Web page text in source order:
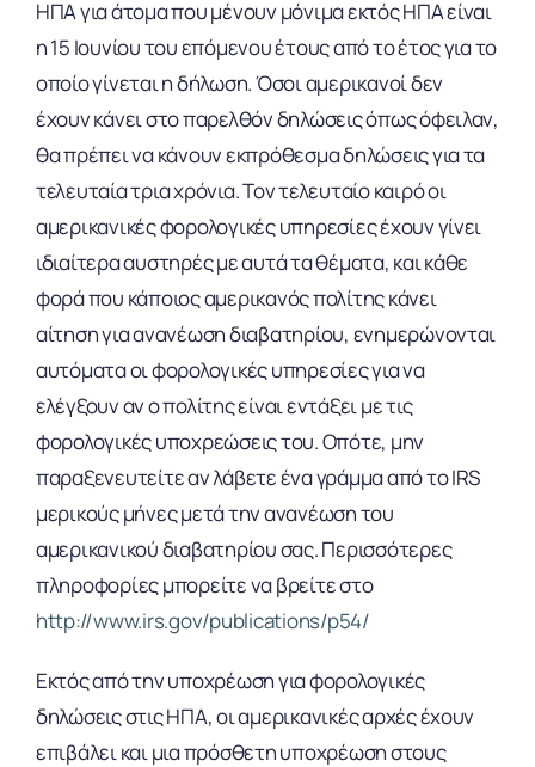
ΗΠΑ για άτομα που μένουν μόνιμα εκτός ΗΠΑ είναι
η 15 Ιουνίου του επόμενου έτους από το έτος για το
οποίο γίνεται η δήλωση. Όσοι αμερικανοί δεν
έχουν κάνει στο παρελθόν δηλώσεις όπως όφειλαν,
θα πρέπει να κάνουν εκπρόθεσμα δηλώσεις για τα
τελευταία τρια χρόνια. Τον τελευταίο καιρό οι
αμερικανικές φορολογικές υπηρεσίες έχουν γίνει
ιδιαίτερα αυστηρές με αυτά τα θέματα, και κάθε
φορά που κάποιος αμερικανός πολίτης κάνει
αίτηση για ανανέωση διαβατηρίου, ενημερώνονται
αυτόματα οι φορολογικές υπηρεσίες για να
ελέγξουν αν ο πολίτης είναι εντάξει με τις
φορολογικές υποχρεώσεις του. Οπότε, μην
παραξενευτείτε αν λάβετε ένα γράμμα από το IRS
μερικούς μήνες μετά την ανανέωση του
αμερικανικού διαβατηρίου σας. Περισσότερες
πληροφορίες μπορείτε να βρείτε στο
http://www.irs.gov/publications/p54/
Εκτός από την υποχρέωση για φορολογικές
δηλώσεις στις ΗΠΑ, οι αμερικανικές αρχές έχουν
επιβάλει και μια πρόσθετη υποχρέωση στους